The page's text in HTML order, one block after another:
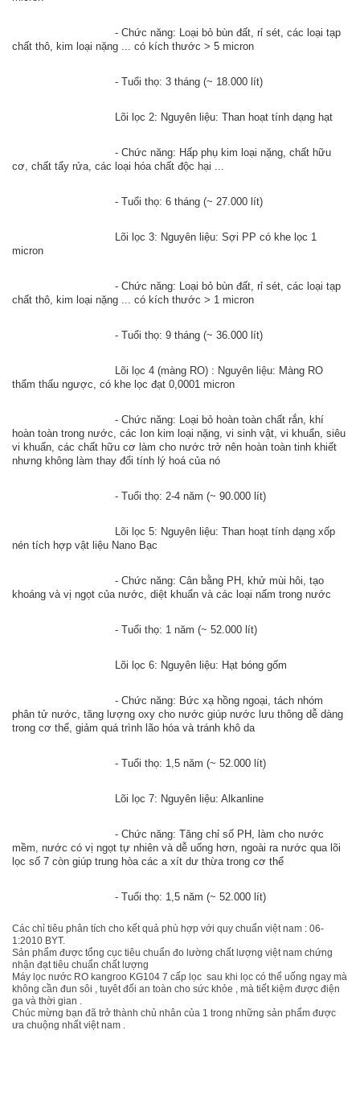
chất thô, kim loại nặng ... có kích thước > 5 micron
				- Tuổi thọ: 3 tháng (~ 18.000 lít)
				Lõi lọc 2: Nguyên liệu: Than hoạt tính dạng hạt
cơ, chất tẩy rửa, các loại hóa chất độc hại ...
				- Tuổi thọ: 6 tháng (~ 27.000 lít)
micron
chất thô, kim loại nặng ... có kích thước > 1 micron
				- Tuổi thọ: 9 tháng (~ 36.000 lít)
thẩm thấu ngược, có khe lọc đạt 0,0001 micron
hoàn toàn trong nước, các Ion kim loại nặng, vi sinh vật, vi khuẩn, siêu
vi khuẩn, các chất hữu cơ làm cho nước trở nên hoàn toàn tinh khiết
nhưng không làm thay đổi tính lý hoá của nó
- Tuổi thọ: 2-4 năm (~ 90.000 lít)
Lõi lọc 5: Nguyên liệu: Than hoạt tính dạng xốp
nén tích hợp vật liệu Nano Bạc
- Chức năng: Cân bằng PH, khử mùi hôi, tạo
khoáng và vị ngọt của nước, diệt khuẩn và các loại nấm trong nước
- Tuổi thọ: 1 năm (~ 52.000 lít)
Lõi lọc 6: Nguyên liệu: Hạt bóng gốm
- Chức năng: Bức xạ hồng ngoại, tách nhóm
phân tử nước, tăng lượng oxy cho nước giúp nước lưu thông dễ dàng
trong cơ thể, giảm quá trình lão hóa và tránh khô da
- Tuổi thọ: 1,5 năm (~ 52.000 lít)
Lõi lọc 7: Nguyên liệu: Alkanline
- Chức năng: Tăng chỉ số PH, làm cho nước
mềm, nước có vị ngọt tự nhiên và dễ uống hơn, ngoài ra nước qua lõi
lọc số 7 còn giúp trung hòa các a xít dư thừa trong cơ thể
- Tuổi thọ: 1,5 năm (~ 52.000 lít)
Các chỉ tiêu phân tích cho kết quả phù hợp với quy chuẩn việt nam : 06-
1:2010 BYT.
Sản phẩm được tổng cục tiêu chuẩn đo lường chất lượng việt nam chứng
nhận đạt tiêu chuẩn chất lượng
Máy lọc nước RO kangroo KG104 7 cấp lọc sau khi lọc có thể uống ngay mà
không cần đun sôi , tuyêt đối an toàn cho sức khỏe , mà tiết kiệm được điện
ga và thời gian .
Chúc mừng bạn đã trở thành chủ nhân của 1 trong những sản phẩm được
ưa chuộng nhất việt nam .